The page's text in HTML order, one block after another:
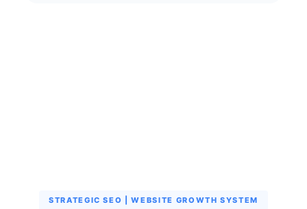
STRATEGIC SEO | WEBSITE GROWTH SYSTEM